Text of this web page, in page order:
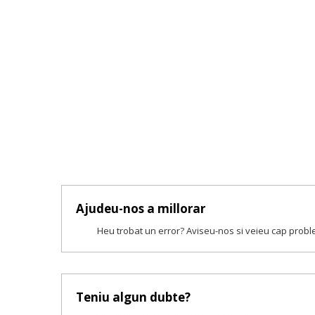
Ajudeu-nos a millorar
Heu trobat un error? Aviseu-nos si veieu cap
Teniu algun dubte?